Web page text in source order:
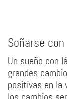
Soñarse
Un sueño con
grandes
positivas en la